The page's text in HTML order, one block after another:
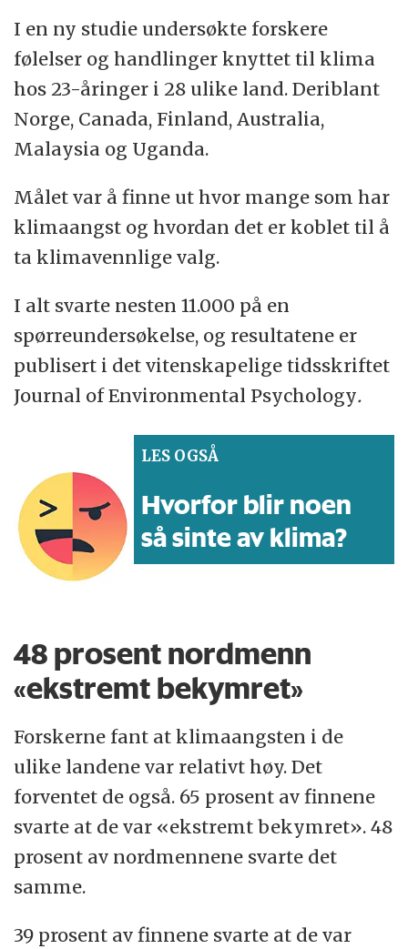
I en ny studie undersøkte forskere
følelser og handlinger knyttet til klima
hos 23-åringer i 28 ulike land. Deriblant
Norge, Canada, Finland, Australia,
Malaysia og Uganda.
Målet var å finne ut hvor mange som har
klimaangst og hvordan det er koblet til å
ta klimavennlige valg.
I alt svarte nesten 11.000 på en
spørreundersøkelse, og resultatene er
publisert i det vitenskapelige tidsskriftet
Journal of Environmental Psychology.
LES OGSÅ
Hvorfor blir noen
så sinte av klima?
48 prosent nordmenn
«ekstremt bekymret»
Forskerne fant at klimaangsten i de
ulike landene var relativt høy. Det
forventet de også. 65 prosent av finnene
svarte at de var «ekstremt bekymret». 48
prosent av nordmennene svarte det
samme.
39 prosent av finnene svarte at de var